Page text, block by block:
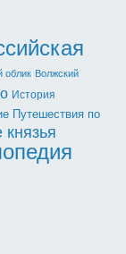
облик Волжский
История
Путешествия по
князья